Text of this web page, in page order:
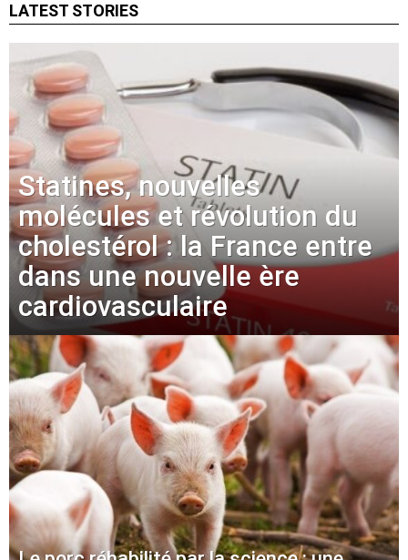
LATEST STORIES
Statines, nouvelles
molécules et révolution du
cholestérol : la France entre
dans une nouvelle ère
cardiovasculaire